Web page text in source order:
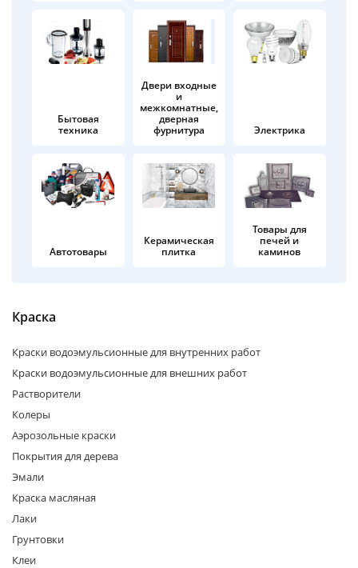
Бытовая
техника
Двери входные
и
межкомнатные,
дверная
фурнитура
Электрика
Автотовары
Керамическая
плитка
Товары для
печей и
каминов
Краска
Краски водоэмульсионные для внутренних работ
Краски водоэмульсионные для внешних работ
Растворители
Колеры
Аэрозольные краски
Покрытия для дерева
Эмали
Краска масляная
Лаки
Грунтовки
Клеи
об оплате Плайтом
раз в 2
недели
Остались вопросы?
8 800 302-02-51
plait.ru